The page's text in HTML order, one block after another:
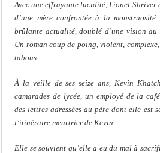
Avec une effrayante lucidité, Lionel
d’une mère confrontée à la
brûlante actualité, doublé d’une vision
Un roman coup de poing, violent,
tabous.
À la veille de ses seize ans, Kevin
camarades de lycée, un employé de la
des lettres adressées au père dont elle est
l’itinéraire meurtrier de Kevin.
Elle se souvient qu’elle a eu du mal à